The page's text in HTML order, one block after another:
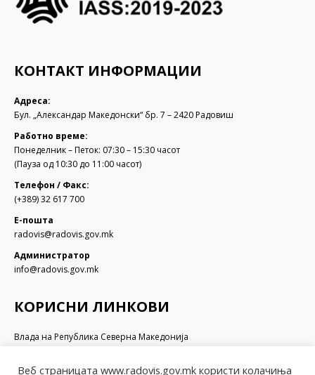
КОНТАКТ ИНФОРМАЦИИ
Адреса:
Бул. „Александар Македонски“ бр. 7 – 2420 Радовиш
Работно време:
Понеделник – Петок: 07:30 – 15:30 часот
(Пауза од 10:30 до 11:00 часот)
Телефон / Факс:
(+389) 32 617 700
Е-пошта
radovis@radovis.gov.mk
Администратор
info@radovis.gov.mk
КОРИСНИ ЛИНКОВИ
Влада на Република Северна Македонија
Министерство за финансии
Веб страницата www.radovis.gov.mk користи колачиња